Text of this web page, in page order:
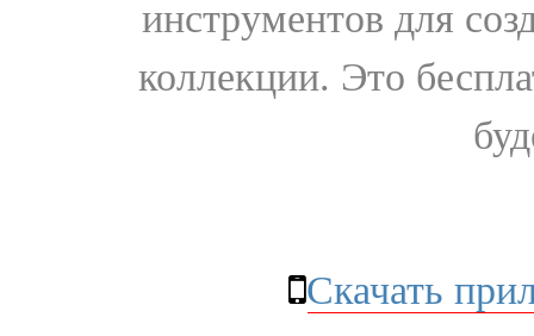
инструментов для
коллекции. Это
Скачать